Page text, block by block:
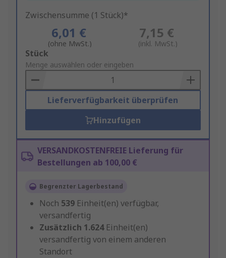
Zwischensumme (1 Stück)*
6,01 €
(ohne MwSt.)
7,15 €
(inkl. MwSt.)
Add
to
Basket
Stück
Menge auswählen oder eingeben
Lieferverfügbarkeit überprüfen
Hinzufügen
VERSANDKOSTENFREIE Lieferung für
Bestellungen ab 100,00 €
Begrenzter Lagerbestand
Noch 539 Einheit(en) verfügbar,
versandfertig
Zusätzlich 1.624 Einheit(en)
versandfertig von einem anderen
Standort